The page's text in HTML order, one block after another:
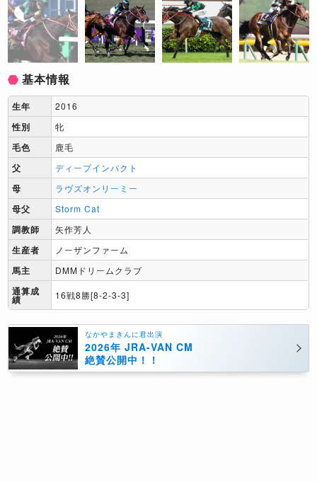
基本情報
生年 2016
性別 牝
毛色 鹿毛
父 ディープインパクト
母 ラヴズオンリーミー
母父 Storm Cat
調教師 矢作芳人
生産者 ノーザンファーム
馬主 DMMドリームクラブ
通算成
績 16戦8勝[8-2-3-3]
なかやまきんに君出演
2026年 JRA-VAN CM
絶賛公開中！！